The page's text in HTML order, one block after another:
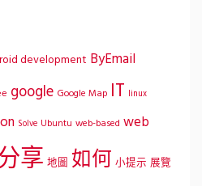
development ByEmail
google Google Map IT linux
Solve Ubuntu web-based web
享 地圖 如何 小提示 展覽